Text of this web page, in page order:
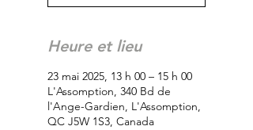
Heure et lieu
23 mai 2025, 13 h 00 – 15 h 00
L'Assomption, 340 Bd de
l'Ange-Gardien, L'Assomption,
QC J5W 1S3, Canada